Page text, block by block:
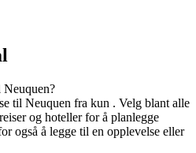
Neuquen?
til Neuquen fra kun . Velg blant alle
og hoteller for å planlegge
også å legge til en opplevelse eller